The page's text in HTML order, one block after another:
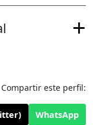
Compartir este perfil:
WhatsApp